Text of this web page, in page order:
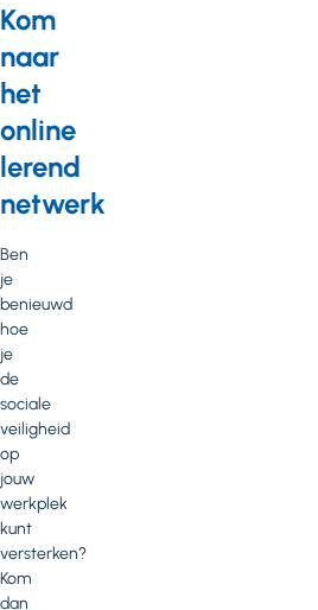
Kom
naar
het
online
lerend
netwerk
Ben
je
benieuwd
hoe
je
de
sociale
veiligheid
op
jouw
werkplek
kunt
versterken?
Kom
dan